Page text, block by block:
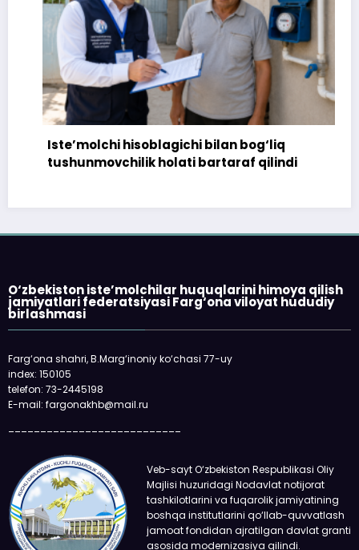
Iste’molchi hisoblagichi bilan bog‘liq
tushunmovchilik holati bartaraf qilindi
O‘zbekiston iste’molchilar huquqlarini himoya qilish
jamiyatlari federatsiyasi Farg‘ona viloyat hududiy
birlashmasi
Farg‘ona shahri, B.Marg‘inoniy ko‘chasi 77-uy
index: 150105
telefon: 73-2445198
E-mail: fargonakhb@mail.ru
Veb-sayt O‘zbekiston Respublikasi Oliy
Majlisi huzuridagi Nodavlat notijorat
tashkilotlarini va fuqarolik jamiyatining
boshqa institutlarini qo‘llab-quvvatlash
jamoat fondidan ajratilgan davlat granti
asosida modernizasiya qilindi.